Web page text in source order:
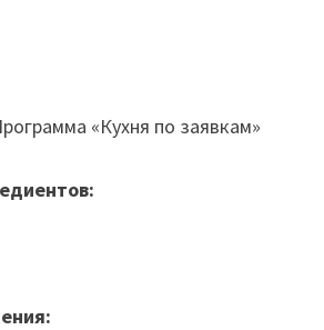
«Кухня по заявкам»